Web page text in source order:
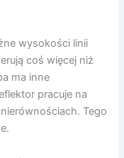
wysokości linii
coś więcej niż
ma inne
pracuje na
Tego